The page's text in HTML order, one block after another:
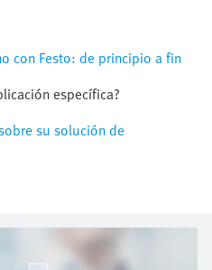
con Festo: de principio a fin
específica?
su solución de